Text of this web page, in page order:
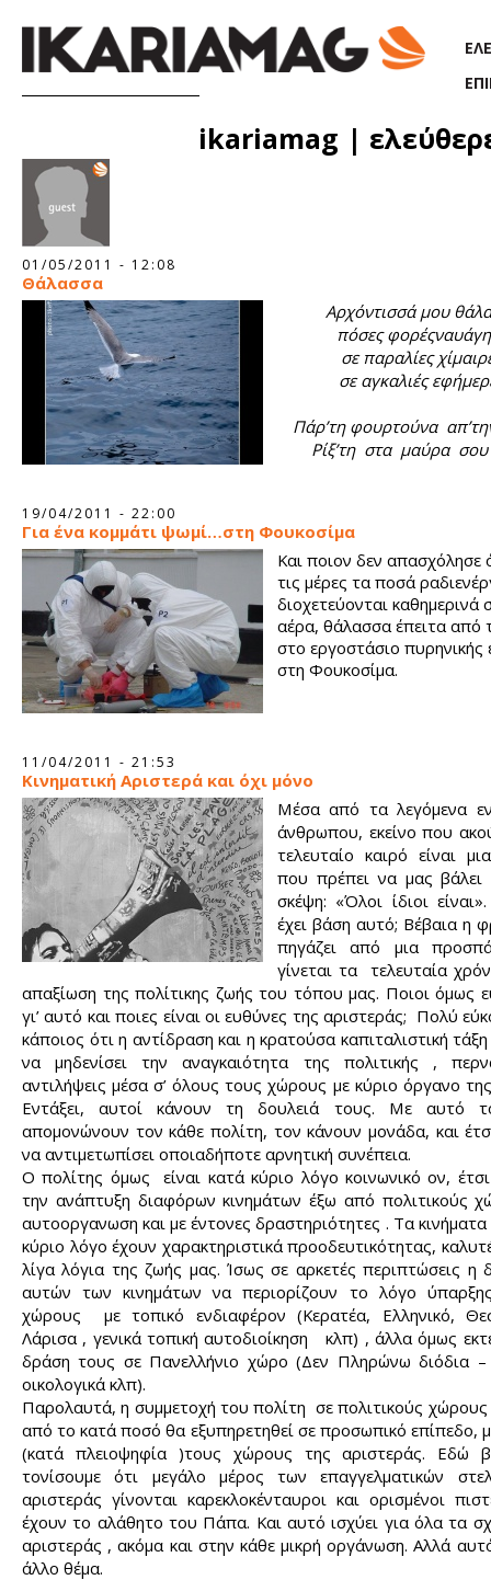
ikariamag |
01/05/2011 - 12:08
Θάλασσα
Αρχόντισσά μου
πόσες
σε παραλίες
σε αγκαλιές
Πάρ’τη φουρτούνα
Ρίξ’τη στα μαύρα
19/04/2011 - 22:00
Για ένα κομμάτι ψωμί…στη Φουκοσίμα
Και ποιον δεν απασχόλησε
τις μέρες τα ποσά
διοχετεύονται καθημερινά
αέρα, θάλασσα έπειτα από
στο εργοστάσιο πυρηνικής
στη Φουκοσίμα.
11/04/2011 - 21:53
Κινηματική Αριστερά και όχι μόνο
Μέσα από τα λεγόμενα
άνθρωπου, εκείνο που
τελευταίο καιρό είναι
που πρέπει να μας βάλει
σκέψη: «Όλοι ίδιοι
έχει βάση αυτό; Βέβαια η
πηγάζει από μια
γίνεται τα τελευταία
απαξίωση της πολίτικης ζωής του τόπου μας. Ποιοι όμως
γι’ αυτό και ποιες είναι οι ευθύνες της αριστεράς; Πολύ
κάποιος ότι η αντίδραση και η κρατούσα καπιταλιστική
να μηδενίσει την αναγκαιότητα της πολιτικής ,
αντιλήψεις μέσα σ’ όλους τους χώρους με κύριο όργανο
Εντάξει, αυτοί κάνουν τη δουλειά τους. Με αυτό
απομονώνουν τον κάθε πολίτη, τον κάνουν μονάδα, και
να αντιμετωπίσει οποιαδήποτε αρνητική συνέπεια.
Ο πολίτης όμως είναι κατά κύριο λόγο κοινωνικό ον,
την ανάπτυξη διαφόρων κινημάτων έξω από πολιτικούς
αυτοοργανωση και με έντονες δραστηριότητες . Τα
κύριο λόγο έχουν χαρακτηριστικά προοδευτικότητας,
λίγα λόγια της ζωής μας. Ίσως σε αρκετές περιπτώσεις η
αυτών των κινημάτων να περιορίζουν το λόγο
χώρους με τοπικό ενδιαφέρον (Κερατέα, Ελληνικό,
Λάρισα , γενικά τοπική αυτοδιοίκηση κλπ) , άλλα όμως
δράση τους σε Πανελλήνιο χώρο (Δεν Πληρώνω διόδια –
οικολογικά κλπ).
Παρολαυτά, η συμμετοχή του πολίτη σε πολιτικούς χώρους
από το κατά ποσό θα εξυπηρετηθεί σε προσωπικό επίπεδο,
(κατά πλειοψηφία )τους χώρους της αριστεράς. Εδώ
τονίσουμε ότι μεγάλο μέρος των επαγγελματικών
αριστεράς γίνονται καρεκλοκένταυροι και ορισμένοι
έχουν το αλάθητο του Πάπα. Και αυτό ισχύει για όλα τα
αριστεράς , ακόμα και στην κάθε μικρή οργάνωση. Αλλά
άλλο θέμα.